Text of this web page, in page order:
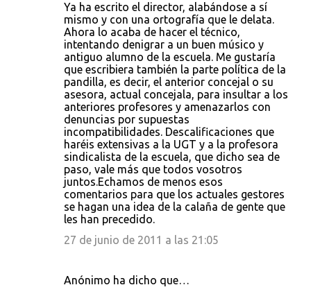
Ya ha escrito el director, alabándose a sí
mismo y con una ortografía que le delata.
Ahora lo acaba de hacer el técnico,
intentando denigrar a un buen músico y
antiguo alumno de la escuela. Me gustaría
que escribiera también la parte política de la
pandilla, es decir, el anterior concejal o su
asesora, actual concejala, para insultar a los
anteriores profesores y amenazarlos con
denuncias por supuestas
incompatibilidades. Descalificaciones que
haréis extensivas a la UGT y a la profesora
sindicalista de la escuela, que dicho sea de
paso, vale más que todos vosotros
juntos.Echamos de menos esos
comentarios para que los actuales gestores
se hagan una idea de la calaña de gente que
les han precedido.
27 de junio de 2011 a las 21:05
Anónimo ha dicho que…